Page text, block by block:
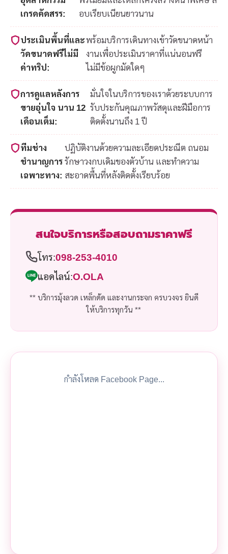
เกรดคัดสรร:
อบเรียบเนียนยาวนาน
ประเมินพื้นที่และ
วัดขนาดฟรีไม่มี
ค่าทริป:
พร้อมบริการเดินทางเข้าวัดขนาดหน้า
งานเพื่อประเมินราคาที่แน่นอนฟรี
ไม่มีข้อผูกมัดใดๆ
การดูแลหลังการ
ขายอุ่นใจ นาน 12
เดือนเต็ม:
มั่นใจในบริการของเราด้วยระบบการ
รับประกันคุณภาพวัสดุและฝีมือการ
ติดตั้งนานถึง 1 ปี
ทีมช่าง
ชำนาญการ
เฉพาะทาง:
ปฏิบัติงานด้วยความละเอียดประณีต ถนอม
รักษาวงกบเดิมของตัวบ้าน และทำความ
สะอาดพื้นที่หลังติดตั้งเรียบร้อย
สนใจบริการหรือสอบถามราคาฟรี
โทร:098-253-4010
แอดไลน์:O.OLA
** บริการมุ้งลวด เหล็กดัด และงานกระจก ครบวงจร ยินดี
ให้บริการทุกวัน **
กำลังโหลด Facebook Page...